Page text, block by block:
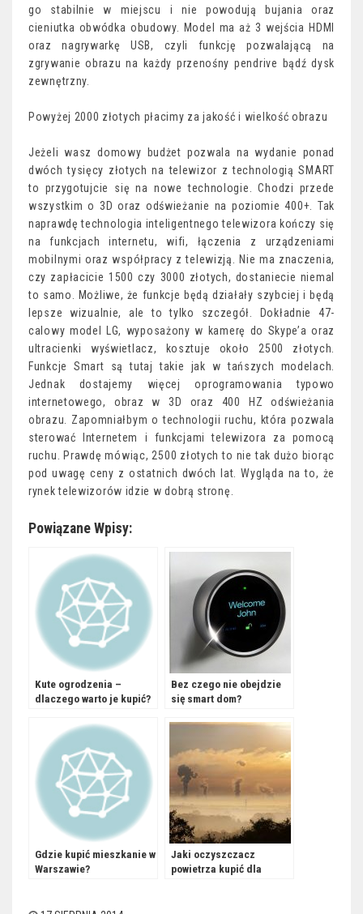
go stabilnie w miejscu i nie powodują bujania oraz
cieniutka obwódka obudowy. Model ma aż 3 wejścia HDMI
oraz nagrywarkę USB, czyli funkcję pozwalającą na
zgrywanie obrazu na każdy przenośny pendrive bądź dysk
zewnętrzny.
Powyżej 2000 złotych płacimy za jakość i wielkość obrazu
Jeżeli wasz domowy budżet pozwala na wydanie ponad
dwóch tysięcy złotych na telewizor z technologią SMART
to przygotujcie się na nowe technologie. Chodzi przede
wszystkim o 3D oraz odświeżanie na poziomie 400+. Tak
naprawdę technologia inteligentnego telewizora kończy się
na funkcjach internetu, wifi, łączenia z urządzeniami
mobilnymi oraz współpracy z telewizją. Nie ma znaczenia,
czy zapłacicie 1500 czy 3000 złotych, dostaniecie niemal
to samo. Możliwe, że funkcje będą działały szybciej i będą
lepsze wizualnie, ale to tylko szczegół. Dokładnie 47-
calowy model LG, wyposażony w kamerę do Skype’a oraz
ultracienki wyświetlacz, kosztuje około 2500 złotych.
Funkcje Smart są tutaj takie jak w tańszych modelach.
Jednak dostajemy więcej oprogramowania typowo
internetowego, obraz w 3D oraz 400 HZ odświeżania
obrazu. Zapomniałbym o technologii ruchu, która pozwala
sterować Internetem i funkcjami telewizora za pomocą
ruchu. Prawdę mówiąc, 2500 złotych to nie tak dużo biorąc
pod uwagę ceny z ostatnich dwóch lat. Wygląda na to, że
rynek telewizorów idzie w dobrą stronę.
Powiązane Wpisy:
Kute ogrodzenia –
dlaczego warto je kupić?
Bez czego nie obejdzie
się smart dom?
Gdzie kupić mieszkanie w
Warszawie?
Jaki oczyszczacz
powietrza kupić dla